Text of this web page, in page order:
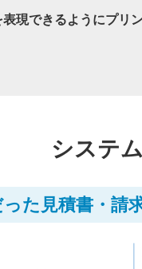
表現できるようにプリ
システ
た見積書・請